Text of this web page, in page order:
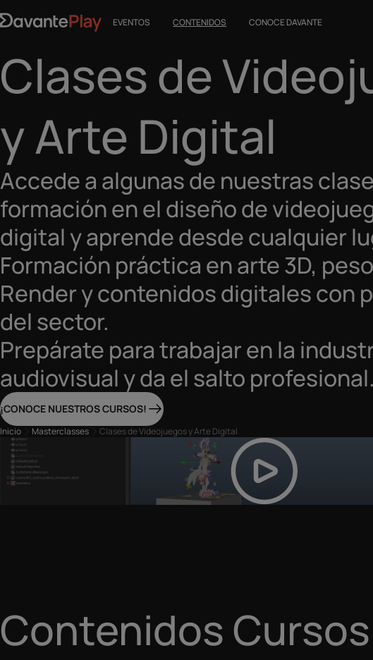
EVENTOS CONTENIDOS CONOCE DAVANTE
Clases de
y Arte Digital
Accede a algunas de nuestras
formación en el diseño de
digital y aprende desde cualquier
Formación práctica en arte 3D,
Render y contenidos digitales con
del sector.
Prepárate para trabajar en la
audiovisual y da el salto profesional.
¡CONOCE NUESTROS CURSOS!
Inicio Masterclasses Clases de Videojuegos y Arte Digital
Contenidos